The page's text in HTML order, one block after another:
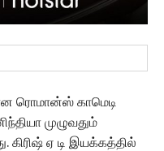
ரொமான்ஸ் காமெடி
முழுவதும்
கிரிஷ் ஏ டி இயக்கத்தில்